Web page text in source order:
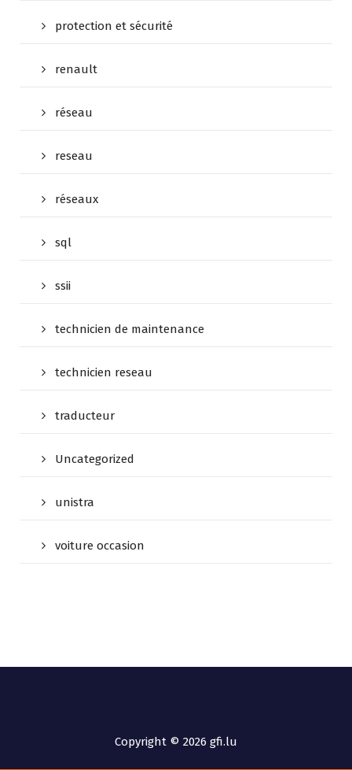
protection et sécurité
renault
réseau
reseau
réseaux
sql
ssii
technicien de maintenance
technicien reseau
traducteur
Uncategorized
unistra
voiture occasion
Copyright © 2026 gfi.lu